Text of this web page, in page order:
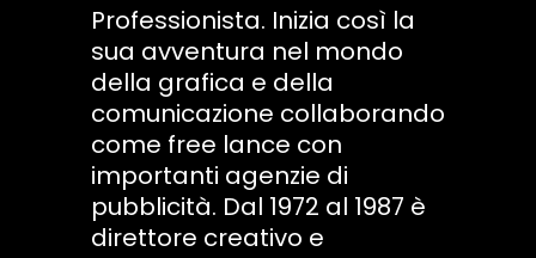
Professionista. Inizia così la
sua avventura nel mondo
della grafica e della
comunicazione collaborando
come free lance con
importanti agenzie di
pubblicità. Dal 1972 al 1987 è
direttore creativo e